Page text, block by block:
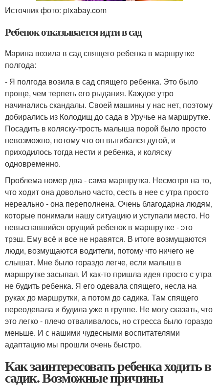
Источник фото: pixabay.com
Ребенок отказывается идти в сад
Марина возила в сад спящего ребенка в маршрутке
полгода:
- Я полгода возила в сад спящего ребенка. Это было
проще, чем терпеть его рыдания. Каждое утро
начинались скандалы. Своей машины у нас нет, поэтому
добирались из Колодищ до сада в Уручье на маршрутке.
Посадить в коляску-трость малыша порой было просто
невозможно, потому что он выгибался дугой, и
приходилось тогда нести и ребенка, и коляску
одновременно.
Проблема номер два - сама маршрутка. Несмотря на то,
что ходит она довольно часто, сесть в нее с утра просто
нереально - она переполнена. Очень благодарна людям,
которые понимали нашу ситуацию и уступали место. Но
невыспавшийся орущий ребенок в маршрутке - это
трэш. Ему всё и все не нравятся. В итоге возмущаются
люди, возмущаются водители, потому что ничего не
слышат. Мне было гораздо легче, если малыш в
маршрутке засыпал. ‌И как-то пришла идея просто с утра
не будить ребенка. Я его одевала спящего, несла на
руках до маршрутки, а потом до садика. Там спящего
переодевала и будила уже в группе. Не могу сказать, что
это легко - плечо отваливалось, но стресса было гораздо
меньше. И с нашими чудесными воспитателями
адаптацию мы прошли очень быстро.
Как заинтересовать ребенка ходить в
садик. Возможные причины